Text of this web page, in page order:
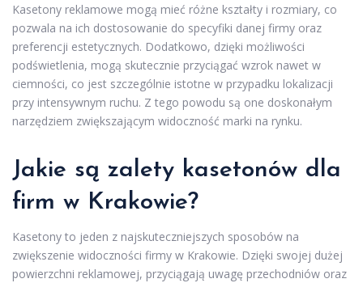
Kasetony reklamowe mogą mieć różne kształty i rozmiary, co
pozwala na ich dostosowanie do specyfiki danej firmy oraz
preferencji estetycznych. Dodatkowo, dzięki możliwości
podświetlenia, mogą skutecznie przyciągać wzrok nawet w
ciemności, co jest szczególnie istotne w przypadku lokalizacji
przy intensywnym ruchu. Z tego powodu są one doskonałym
narzędziem zwiększającym widoczność marki na rynku.
Jakie są zalety kasetonów dla
firm w Krakowie?
Kasetony to jeden z najskuteczniejszych sposobów na
zwiększenie widoczności firmy w Krakowie. Dzięki swojej dużej
powierzchni reklamowej, przyciągają uwagę przechodniów oraz